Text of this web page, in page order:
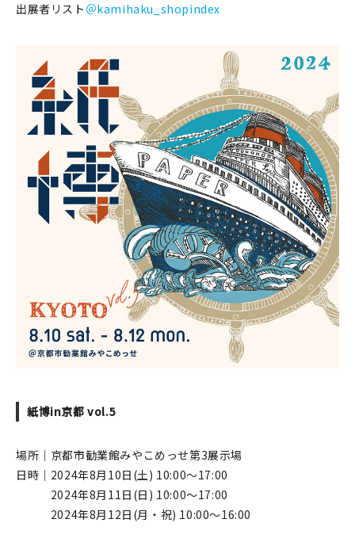
出展者リスト ＠kamihaku_shopindex
紙博in京都 vol.5
場所｜京都市勧業館みやこめっせ第3展示場
日時｜2024年8月10日(土) 10:00〜17:00
2024年8月11日(日) 10:00〜17:00
2024年8月12日(月・祝) 10:00〜16:00